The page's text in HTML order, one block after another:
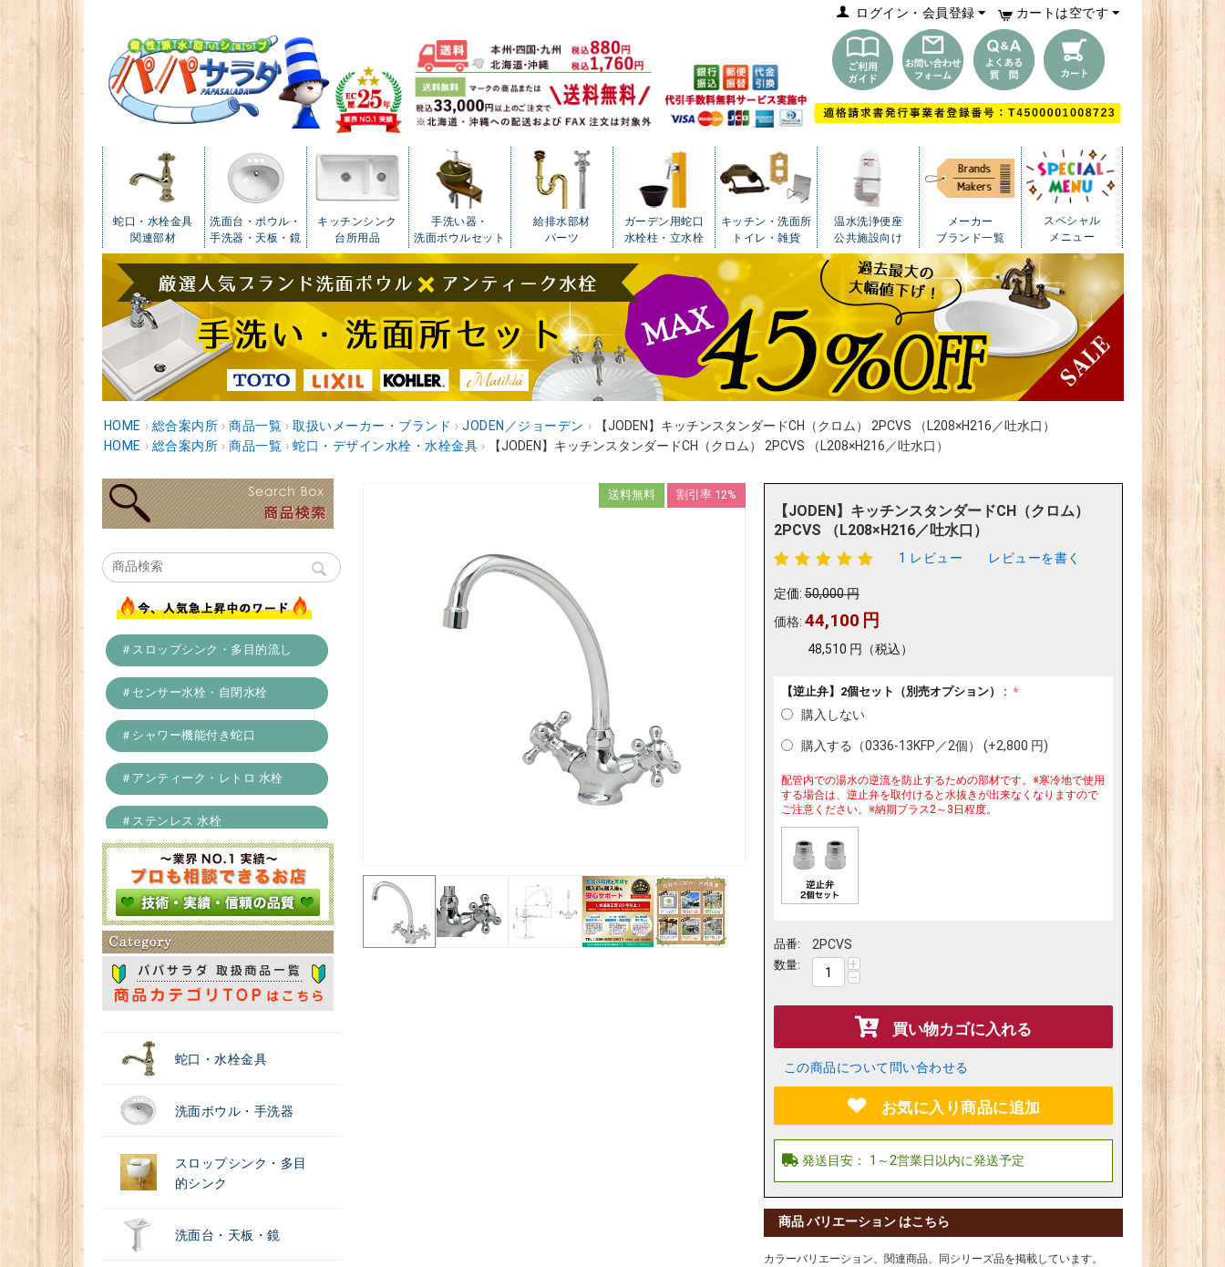
カートは空です
ログイン・会員登録
蛇口・水栓金具
関連部材
洗面台・ボウル・
手洗器・天板・鏡
キッチンシンク
台所用品
手洗い器・
洗面ボウルセット
給排水部材
パーツ
ガーデン用蛇口
水栓柱・立水栓
キッチン・洗面所
トイレ・雑貨
温水洗浄便座
公共施設向け
メーカー
ブランド一覧
スペシャル
メニュー
HOME › 総合案内所 › 商品一覧 › 取扱いメーカー・ブランド › JODEN／ジョーデン ›
【JODEN】キッチンスタンダードCH（クロム） 2PCVS （L208×H216／吐水口）
HOME › 総合案内所 › 商品一覧 › 蛇口・デザイン水栓・水栓金具 › 【JODEN】キッチンスタンダードCH（クロム） 2PCVS （L208×H216／吐水口）
＃スロップシンク・多目的流し
＃センサー水栓・自閉水栓
＃シャワー機能付き蛇口
＃アンティーク・レトロ 水栓
＃ステンレス 水栓
＃浄水器
蛇口・水栓金具
洗面ボウル・手洗器
スロップシンク・多目
的シンク
洗面台・天板・鏡
送料無料 割引率 12%
【JODEN】キッチンスタンダードCH（クロム）
2PCVS （L208×H216／吐水口）
1 レビュー レビューを書く
定価: 50,000円
価格: 44,100 円
48,510 円 （税込）
【逆止弁】2個セット（別売オプション） :
購入しない
購入する（0336-13KFP／2個） (+2,800 円)
配管内での湯水の逆流を防止するための部材です。※寒冷地で使用
する場合は、逆止弁を取付けると水抜きが出来なくなりますので
ご注意ください。※納期プラス2～3日程度。
品番: 2PCVS
数量: +
−
買い物カゴに入れる
この商品について問い合わせる
お気に入り商品に追加
商品 バリエーション はこちら
カラーバリエーション、関連商品、同シリーズ品を掲載しています。